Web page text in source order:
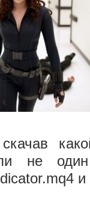
не